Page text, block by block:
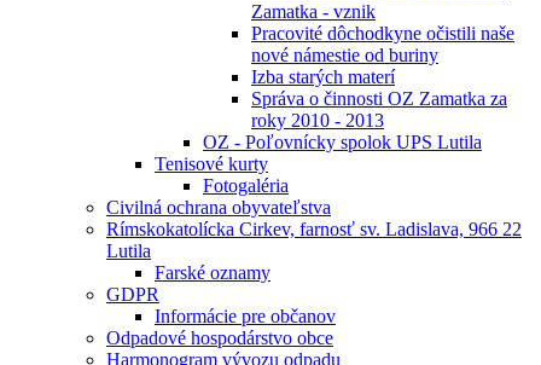
Zamatka - vznik
Pracovité dôchodkyne očistili naše
nové námestie od buriny
Izba starých materí
Správa o činnosti OZ Zamatka za
roky 2010 - 2013
OZ - Poľovnícky spolok UPS Lutila
Tenisové kurty
Fotogaléria
Civilná ochrana obyvateľstva
Rímskokatolícka Cirkev, farnosť sv. Ladislava, 966 22
Lutila
Farské oznamy
GDPR
Informácie pre občanov
Odpadové hospodárstvo obce
Harmonogram vývozu odpadu